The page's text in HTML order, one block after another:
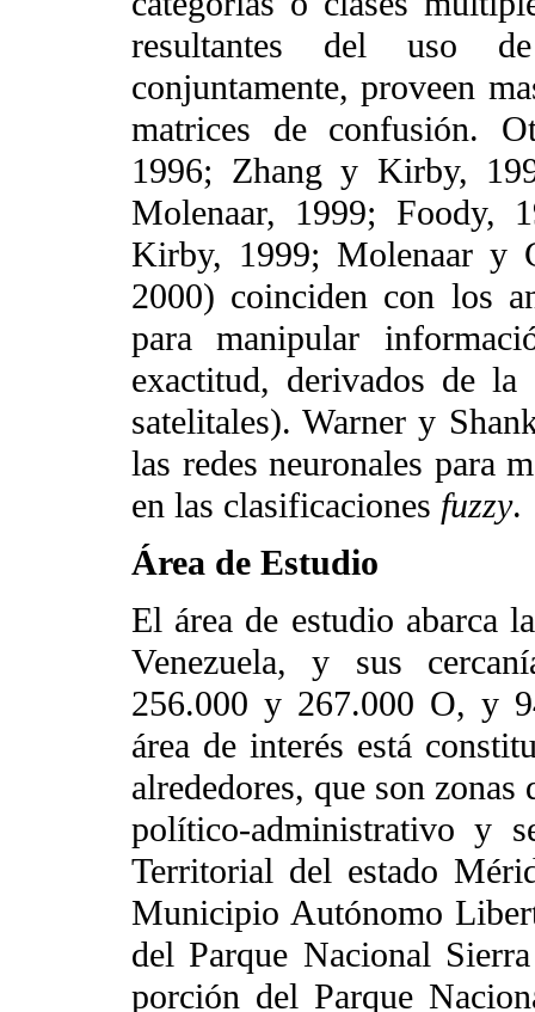
resultantes del uso
conjuntamente, proveen
matrices de confusión.
1996; Zhang y Kirby,
Molenaar, 1999; Foody,
Kirby, 1999; Molenaar y
2000) coinciden con los
para manipular
exactitud, derivados de
satelitales). Warner y
las redes neuronales para
en las clasificaciones fuzzy.
Área de Estudio
El área de estudio abarca
Venezuela, y sus
256.000 y 267.000 O, y
área de interés está
alrededores, que son
político-administrativo y
Territorial del estado
Municipio Autónomo
del Parque Nacional
porción del Parque